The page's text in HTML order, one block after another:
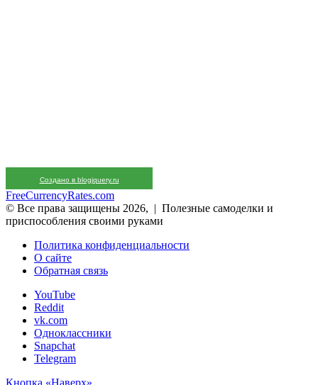
Создано в blogjquery.ru
FreeCurrencyRates.com
© Все права защищены 2026, | Полезные самоделки и
приспособления своими руками
Политика конфиденциальности
О сайте
Обратная связь
YouTube
Reddit
vk.com
Одноклассники
Snapchat
Telegram